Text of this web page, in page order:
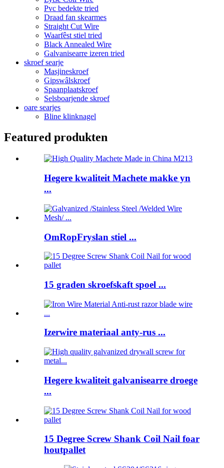
Pvc bedekte tried
Draad fan skearmes
Straight Cut Wire
Waarfêst stiel tried
Black Annealed Wire
Galvanisearre izeren tried
skroef searje
Masjineskroef
Gipswâlskroef
Spaanplaatskroef
Selsboarjende skroef
oare searjes
Bline klinknagel
Featured produkten
Hegere kwaliteit Machete makke yn
...
OmRopFryslan stiel ...
15 graden skroefskaft spoel ...
Izerwire materiaal anty-rus ...
Hegere kwaliteit galvanisearre droege
...
15 Degree Screw Shank Coil Nail foar
houtpallet